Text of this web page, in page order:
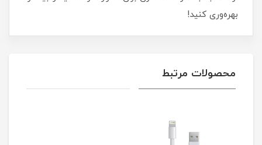
بهره‌وری کنید!
محصولات مرتبط